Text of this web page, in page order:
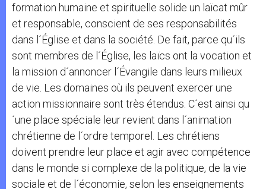
formation humaine et spirituelle solide un laïcat mûr
et responsable, conscient de ses responsabilités
dans l´Église et dans la société. De fait, parce qu´ils
sont membres de l´Église, les laïcs ont la vocation et
la mission d´annoncer l´Évangile dans leurs milieux
de vie. Les domaines où ils peuvent exercer une
action missionnaire sont très étendus. C´est ainsi qu
´une place spéciale leur revient dans l´animation
chrétienne de l´ordre temporel. Les chrétiens
doivent prendre leur place et agir avec compétence
dans le monde si complexe de la politique, de la vie
sociale et de l´économie, selon les enseignements